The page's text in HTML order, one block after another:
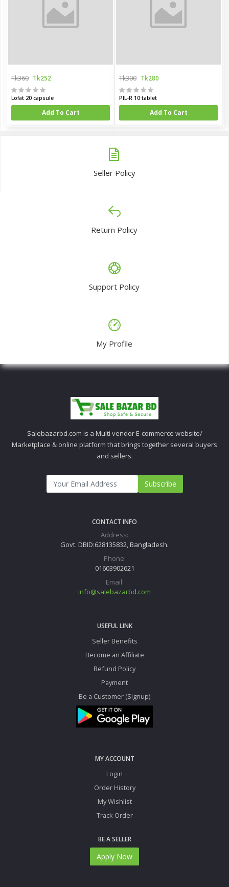
Tk360 Tk252
Lofat 20 capsule
Add To Cart
Tk300 Tk280
PIL-R 10 tablet
Add To Cart
Seller Policy
Return Policy
Support Policy
My Profile
Salebazarbd.com is a Multi vendor E-commerce website/
Marketplace & online platform that brings together several buyers
and sellers.
Subscribe
CONTACT INFO
Address:
Govt. DBID:628135832, Bangladesh.
Phone:
01603902621
Email:
info@salebazarbd.com
USEFUL LINK
Seller Benefits
Become an Affiliate
Refund Policy
Payment
Be a Customer (Signup)
MY ACCOUNT
Login
Order History
My Wishlist
Track Order
BE A SELLER
Apply Now